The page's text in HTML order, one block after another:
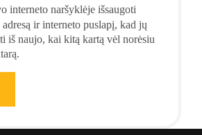
interneto naršyklėje išsaugoti
ir interneto puslapį, kad jų
iš naujo, kai kitą kartą vėl norėsiu